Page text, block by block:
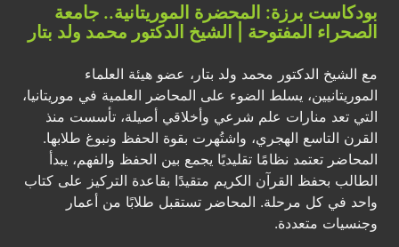
بودكاست برزة: المحضرة الموريتانية.. جامعة
الصحراء المفتوحة | الشيخ الدكتور محمد ولد بتار
مع الشيخ الدكتور محمد ولد بتار، عضو هيئة العلماء
الموريتانيين، يسلط الضوء على المحاضر العلمية في موريتانيا،
التي تعد منارات علم شرعي وأخلاقي أصيلة، تأسست منذ
القرن التاسع الهجري، واشتُهرت بقوة الحفظ ونبوغ طلابها.
المحاضر تعتمد نظامًا تقليديًا يجمع بين الحفظ والفهم، يبدأ
الطالب بحفظ القرآن الكريم متقيدًا بقاعدة التركيز على كتاب
واحد في كل مرحلة. المحاضر تستقبل طلابًا من أعمار
وجنسيات متعددة.